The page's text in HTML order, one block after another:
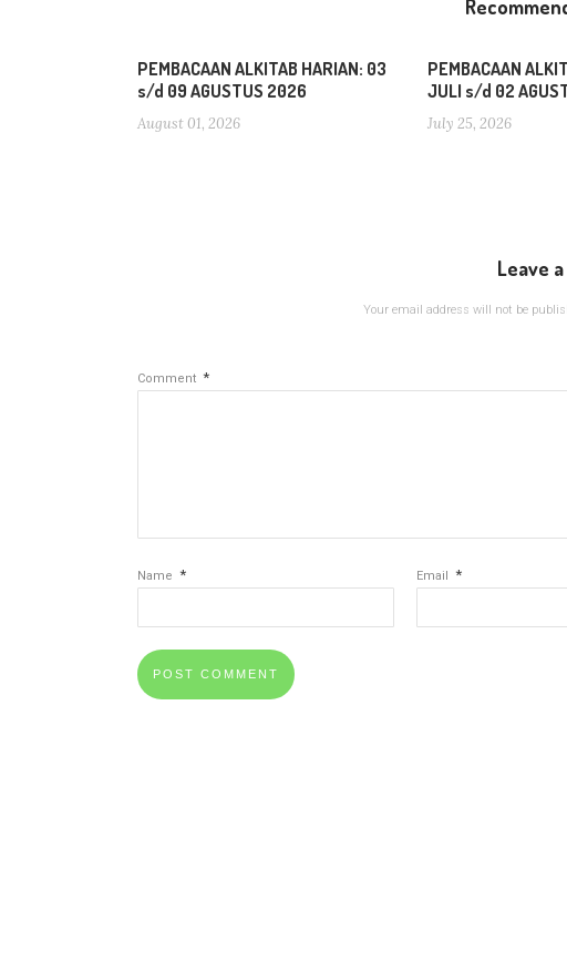
PEMBACAAN ALKITAB HARIAN: 03
s/d 09 AGUSTUS 2026
August 01, 2026
PEMBACAAN
JULI s/d 02
July 25, 2026
Leave
Your email address will not be
Comment *
Name * Email *